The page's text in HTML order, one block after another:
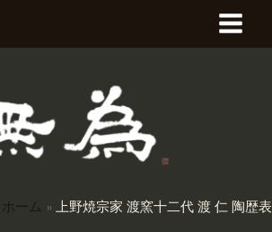
ホーム 上野焼宗家 渡窯十二代 渡 仁 陶歴表